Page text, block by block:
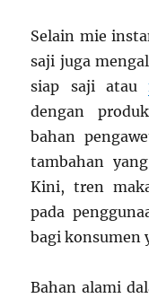
Selain mie
saji juga
siap saji atau
dengan
bahan
tambahan
Kini, tren
pada
bagi konsumen
Bahan alami